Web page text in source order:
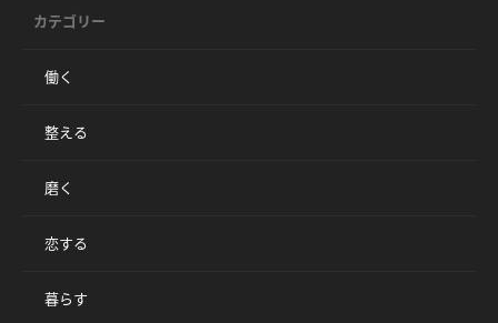
カテゴリー
働く
整える
磨く
恋する
暮らす